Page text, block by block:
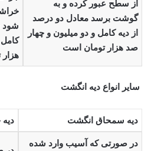
از سطح عبور کرده و به
گوشت برسد معادل دو درصد
از دیه کامل و دو میلیون و چهار
صد هزار تومان است
سایر انواع دیه انگشت
دیه سمحاق انگشت
در صورتی که آسیب وارد شده